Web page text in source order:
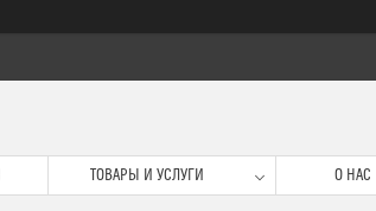
ТОВАРЫ И УСЛУГИ О НАС